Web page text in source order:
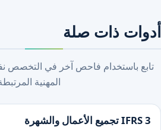
أدوات ذات صلة
تابع باستخدام فاحص آخر في التخصص
المهنية
IFRS 3 تجميع الأعمال والشهرة